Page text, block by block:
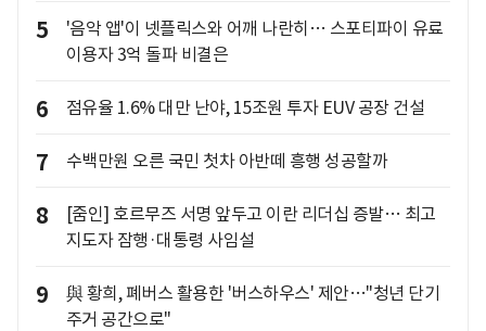
5
'음악 앱'이 넷플릭스와 어깨 나란히… 스포티파이 유료
이용자 3억 돌파 비결은
6 점유율 1.6% 대만 난야, 15조원 투자 EUV 공장 건설
7 수백만원 오른 국민 첫차 아반떼 흥행 성공할까
8
[줌인] 호르무즈 서명 앞두고 이란 리더십 증발… 최고
지도자 잠행·대통령 사임설
9
與 황희, 폐버스 활용한 '버스하우스' 제안…"청년 단기
주거 공간으로"